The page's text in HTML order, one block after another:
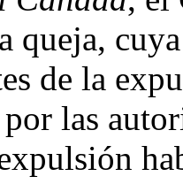
queja,
de la
las